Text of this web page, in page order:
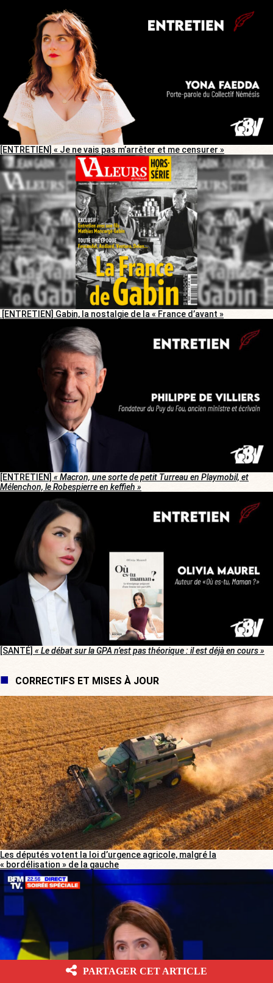
[ENTRETIEN] « Je ne vais pas m’arrêter et me censurer »
[ENTRETIEN] Gabin, la nostalgie de la « France d’avant »
[ENTRETIEN] « Macron, une sorte de petit Turreau en Playmobil, et
Mélenchon, le Robespierre en keffieh »
[SANTÉ] « Le débat sur la GPA n’est pas théorique : il est déjà en cours »
CORRECTIFS ET MISES À JOUR
Les députés votent la loi d’urgence agricole, malgré la
« bordélisation » de la gauche
PARTAGER CET ARTICLE